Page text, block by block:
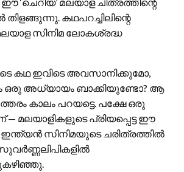
കഥപറച്ചിലിന്റെ
സിനിമ ലോകശ്രദ്ധ
കഥ ഇവിടെ അവസാനിക്കുമോ,
അധ്യായം ബാക്കിയുണ്ടോ? ആ
കാലം പറയട്ടെ. പക്ഷേ ഒരു
— മലയാളികളുടെ പ്രിയപ്പെട്ട ഈ
സിനിമയുടെ ചരിത്രത്തിൽ